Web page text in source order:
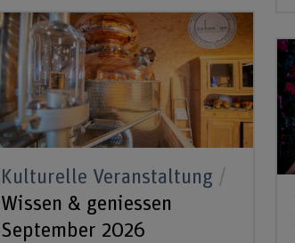
Kulturelle Veranstaltung
Wissen & geniessen
September 2026